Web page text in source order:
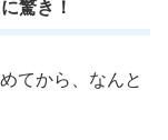
驚き！
てから、なんと